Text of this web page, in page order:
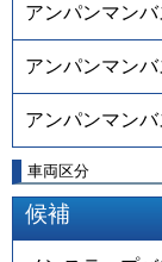
アンパンマンバ
アンパンマンバ
アンパンマンバ
車両区分
候補